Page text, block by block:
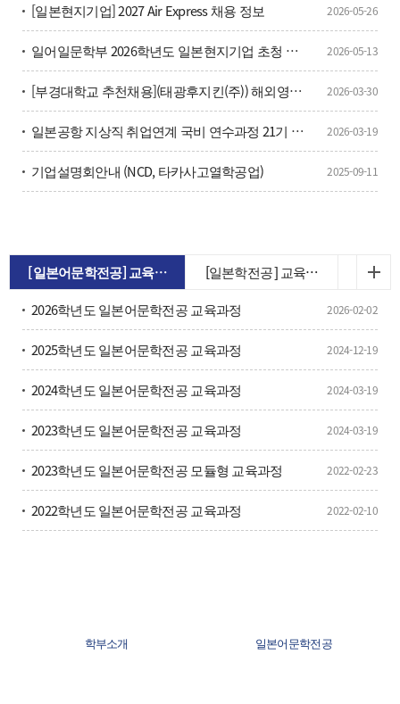
[일본현지기업] 2027 Air Express 채용 정보 2026-05-26
일어일문학부 2026학년도 일본현지기업 초청 취업설명회 참가신청 2026-05-13
[부경대학교 추천채용](태광후지킨(주)) 해외영업 담당자 채용(일본어) 2026-03-30
일본공항 지상직 취업연계 국비 연수과정 21기 모집 2026-03-19
기업설명회안내 (NCD, 타카사고열학공업) 2025-09-11
[일본어문학전공] 교육과
정
[일본학전공 ] 교육과
2026학년도 일본어문학전공 교육과정 2026-02-02
2025학년도 일본어문학전공 교육과정 2024-12-19
2024학년도 일본어문학전공 교육과정 2024-03-19
2023학년도 일본어문학전공 교육과정 2024-03-19
2023학년도 일본어문학전공 모듈형 교육과정 2022-02-23
2022학년도 일본어문학전공 교육과정 2022-02-10
학부소개 일본어문학전공